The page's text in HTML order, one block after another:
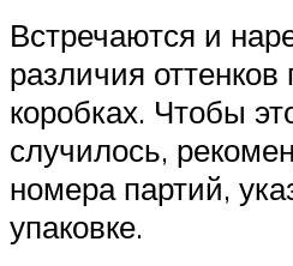
Встречаются и
различия
коробках. Чтобы
случилось,
номера партий,
упаковке.